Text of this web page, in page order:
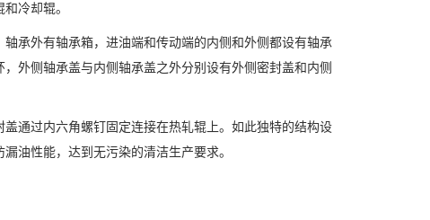
冷却辊。
外有轴承箱，进油端和传动端的内侧和外侧都设有轴承
外侧轴承盖与内侧轴承盖之外分别设有外侧密封盖和内侧
过内六角螺钉固定连接在热轧辊上。如此独特的结构设
油性能，达到无污染的清洁生产要求。